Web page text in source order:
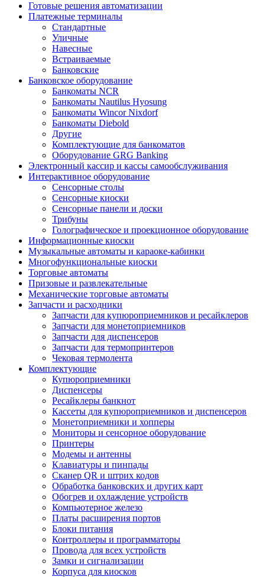
Готовые решения автоматизации
Платежные терминалы
Стандартные
Уличные
Навесные
Встраиваемые
Банковские
Банковское оборудование
Банкоматы NCR
Банкоматы Nautilus Hyosung
Банкоматы Wincor Nixdorf
Банкоматы Diebold
Другие
Комплектующие для банкоматов
Оборудование GRG Banking
Электронный кассир и кассы самообслуживания
Интерактивное оборудование
Сенсорные столы
Сенсорные киоски
Сенсорные панели и доски
Трибуны
Голографическое и проекционное оборудование
Информационные киоски
Музыкальные автоматы и караоке-кабинки
Многофункциональные киоски
Торговые автоматы
Призовые и развлекательные
Механические торговые автоматы
Запчасти и расходники
Запчасти для купюроприемников и ресайклеров
Запчасти для монетоприемников
Запчасти для диспенсеров
Запчасти для термопринтеров
Чековая термолента
Комплектующие
Купюроприемники
Диспенсеры
Ресайклеры банкнот
Кассеты для купюроприемников и диспенсеров
Монетоприемники и хопперы
Мониторы и сенсорное оборудование
Принтеры
Модемы и антенны
Клавиатуры и пинпады
Сканер QR и штрих кодов
Обработка банковских и других карт
Обогрев и охлаждение устройств
Компьютерное железо
Платы расширения портов
Блоки питания
Контроллеры и программаторы
Провода для всех устройств
Замки и сигнализации
Корпуса для киосков